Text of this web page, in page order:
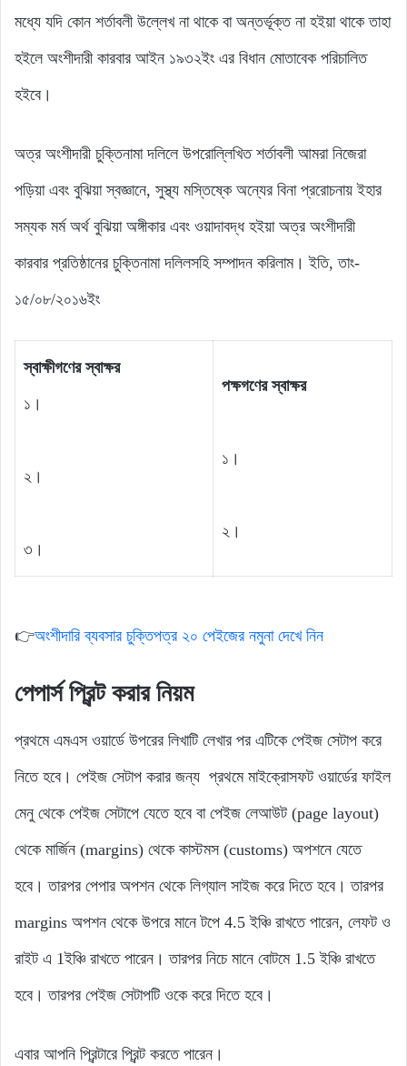
মধ্যে যদি কোন শর্তাবলী উল্লেখ না থাকে বা অন্তর্ভূক্ত না হইয়া থাকে তাহা
হইলে অংশীদারী কারবার আইন ১৯৩২ইং এর বিধান মোতাবেক পরিচালিত
হইবে।
অত্র অংশীদারী চুক্তিনামা দলিলে উপরোল্লিখিত শর্তাবলী আমরা নিজেরা
পড়িয়া এবং বুঝিয়া স্বজ্ঞানে, সুস্থ্য মস্তিষ্কে অন্যের বিনা প্ররোচনায় ইহার
সম্যক মর্ম অর্থ বুঝিয়া অঙ্গীকার এবং ওয়াদাবদ্ধ হইয়া অত্র অংশীদারী
কারবার প্রতিষ্ঠানের চুক্তিনামা দলিলসহি সম্পাদন করিলাম। ইতি, তাং-
১৫/০৮/২০১৬ইং
স্বাক্ষীগণের স্বাক্ষর
১।
২।
৩।
পক্ষগণের স্বাক্ষর
১।
২।
👉অংশীদারি ব্যবসার চুক্তিপত্র ২০ পেইজের নমুনা দেখে নিন
পেপার্স প্রিন্ট করার নিয়ম
প্রথমে এমএস ওয়ার্ডে উপরের লিখাটি লেখার পর এটিকে পেইজ সেটাপ করে
নিতে হবে। পেইজ সেটাপ করার জন্য প্রথমে মাইক্রোসফট ওয়ার্ডের ফাইল
মেনু থেকে পেইজ সেটাপে যেতে হবে বা পেইজ লেআউট (page layout)
থেকে মার্জিন (margins) থেকে কাস্টমস (customs) অপশনে যেতে
হবে। তারপর পেপার অপশন থেকে লিগ্যাল সাইজ করে দিতে হবে। তারপর
margins অপশন থেকে উপরে মানে টপে 4.5 ইঞ্চি রাখতে পারেন, লেফট ও
রাইট এ 1ইঞ্চি রাখতে পারেন। তারপর নিচে মানে বোটমে 1.5 ইঞ্চি রাখতে
হবে। তারপর পেইজ সেটাপটি ওকে করে দিতে হবে।
এবার আপনি প্রিন্টারে প্রিন্ট করতে পারেন।